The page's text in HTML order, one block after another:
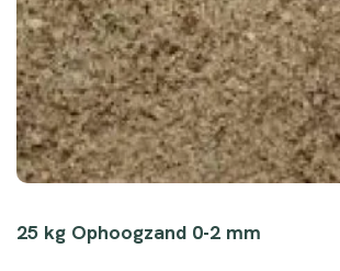
25 kg Ophoogzand 0-2 mm